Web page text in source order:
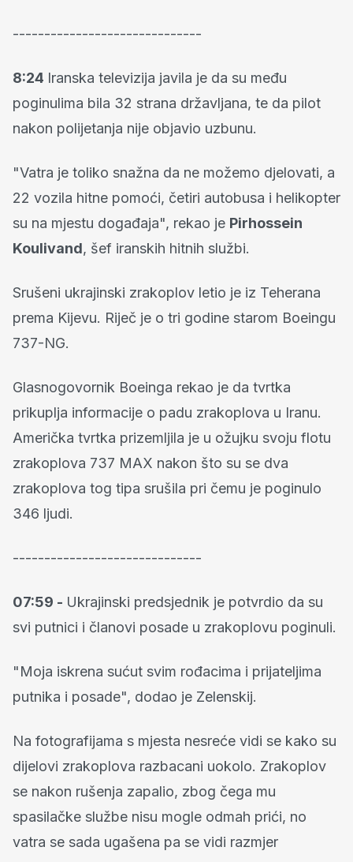
------------------------------
8:24 Iranska televizija javila je da su među
poginulima bila 32 strana državljana, te da pilot
nakon polijetanja nije objavio uzbunu.
"Vatra je toliko snažna da ne možemo djelovati, a
22 vozila hitne pomoći, četiri autobusa i helikopter
su na mjestu događaja", rekao je Pirhossein
Koulivand, šef iranskih hitnih službi.
Srušeni ukrajinski zrakoplov letio je iz Teherana
prema Kijevu. Riječ je o tri godine starom Boeingu
737-NG.
Glasnogovornik Boeinga rekao je da tvrtka
prikuplja informacije o padu zrakoplova u Iranu.
Američka tvrtka prizemljila je u ožujku svoju flotu
zrakoplova 737 MAX nakon što su se dva
zrakoplova tog tipa srušila pri čemu je poginulo
346 ljudi.
------------------------------
07:59 - Ukrajinski predsjednik je potvrdio da su
svi putnici i članovi posade u zrakoplovu poginuli.
"Moja iskrena sućut svim rođacima i prijateljima
putnika i posade", dodao je Zelenskij.
Na fotografijama s mjesta nesreće vidi se kako su
dijelovi zrakoplova razbacani uokolo. Zrakoplov
se nakon rušenja zapalio, zbog čega mu
spasilačke službe nisu mogle odmah prići, no
vatra se sada ugašena pa se vidi razmjer